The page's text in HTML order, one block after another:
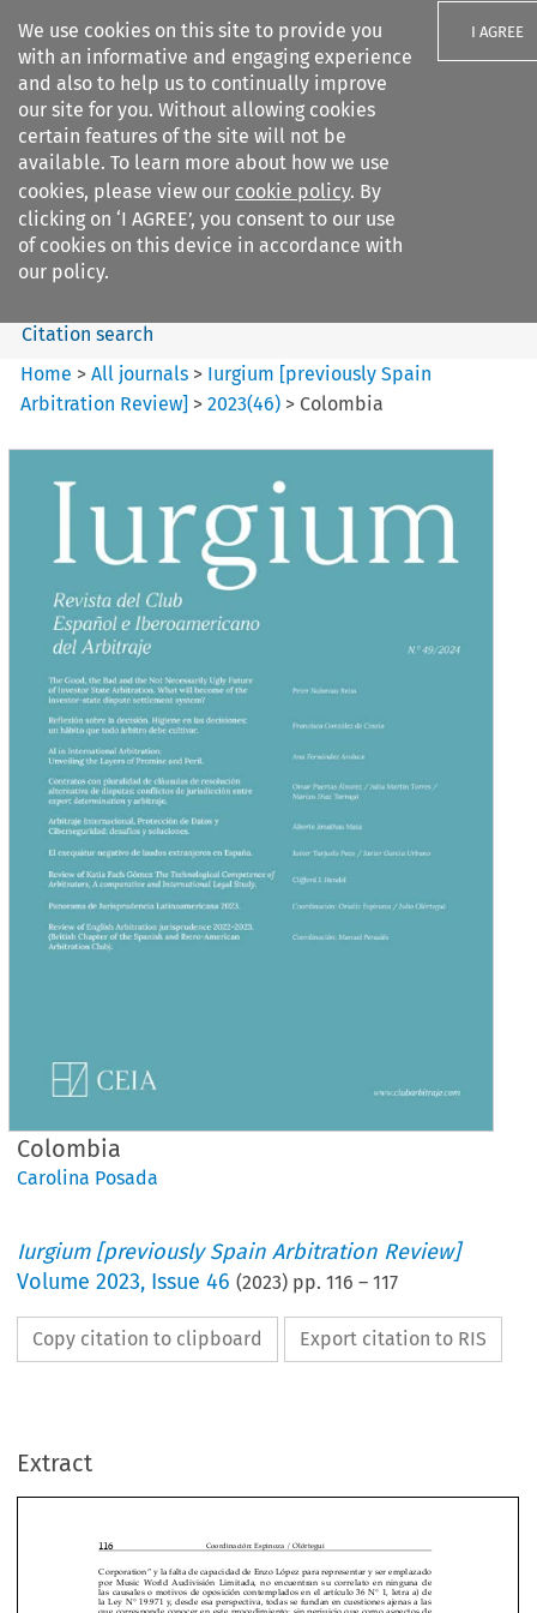
We use cookies on this site to provide you
with an informative and engaging experience
and also to help us to continually improve
our site for you. Without allowing cookies
certain features of the site will not be
available. To learn more about how we use
cookies, please view our cookie policy. By
clicking on ‘I AGREE’, you consent to our use
of cookies on this device in accordance with
our policy.
I AGREE
Search filters
Iurgium %5Bpreviously Spain
Arbitration ...
Search content
Citation search
Home >All journals > Iurgium [previously Spain
Arbitration Review] >2023(46) > Colombia
Colombia
Carolina Posada
Iurgium [previously Spain Arbitration Review]
Volume2023, Issue 46 (2023) pp.116 –117
Copy citation to clipboard Export citation to RIS
Extract





